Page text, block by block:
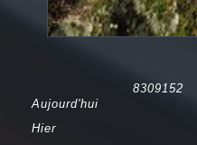
8309152
Aujourd'hui
Hier